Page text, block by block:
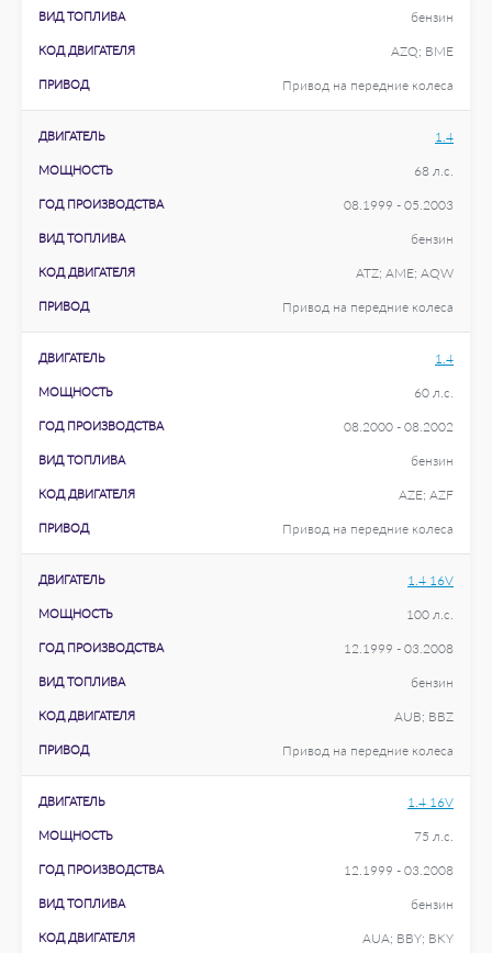
ВИД ТОПЛИВА бензин
КОД ДВИГАТЕЛЯ AZQ; BME
ПРИВОД Привод на передние колеса
ДВИГАТЕЛЬ 1.4
МОЩНОСТЬ 68 л.с.
ГОД ПРОИЗВОДСТВА 08.1999 - 05.2003
ВИД ТОПЛИВА бензин
КОД ДВИГАТЕЛЯ ATZ; AME; AQW
ПРИВОД Привод на передние колеса
ДВИГАТЕЛЬ 1.4
МОЩНОСТЬ 60 л.с.
ГОД ПРОИЗВОДСТВА 08.2000 - 08.2002
ВИД ТОПЛИВА бензин
КОД ДВИГАТЕЛЯ AZE; AZF
ПРИВОД Привод на передние колеса
ДВИГАТЕЛЬ 1.4 16V
МОЩНОСТЬ 100 л.с.
ГОД ПРОИЗВОДСТВА 12.1999 - 03.2008
ВИД ТОПЛИВА бензин
КОД ДВИГАТЕЛЯ AUB; BBZ
ПРИВОД Привод на передние колеса
ДВИГАТЕЛЬ 1.4 16V
МОЩНОСТЬ 75 л.с.
ГОД ПРОИЗВОДСТВА 12.1999 - 03.2008
ВИД ТОПЛИВА бензин
КОД ДВИГАТЕЛЯ AUA; BBY; BKY